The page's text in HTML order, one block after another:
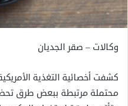
وكالات – صقر الجديان
كشفت أخصائية التغذية
محتملة مرتبطة ببعض طرق